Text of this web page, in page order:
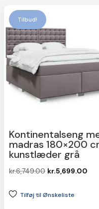
Tilbud!
Kontinentalseng
madras 180×200
kunstlæder grå
kr.6,749.00 Den
pris
kr.5,699.00
Tilføj til Ønskeliste